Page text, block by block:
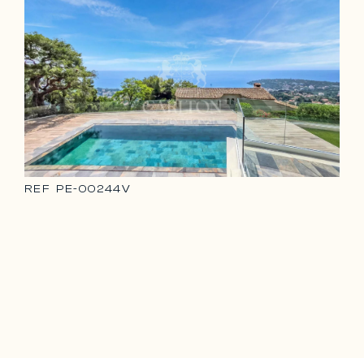
REF PE-00244V